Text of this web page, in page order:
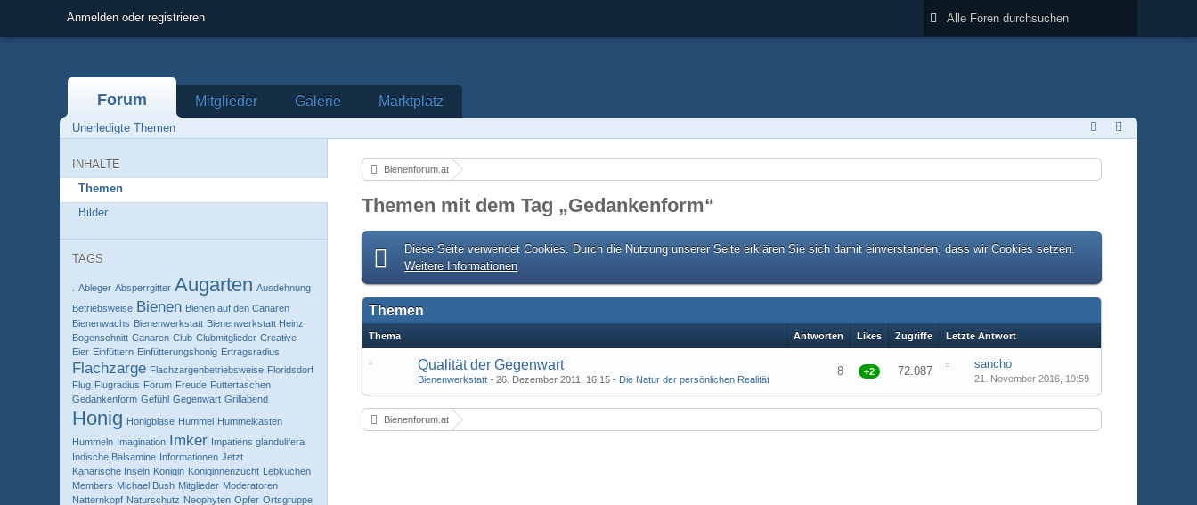
Anmelden oder registrieren
Forum Mitglieder Galerie Marktplatz
Unerledigte Themen
INHALTE
Themen
Bilder
TAGS
Ableger Absperrgitter Augarten Ausdehnung
Betriebsweise Bienen Bienen auf den Canaren
Bienenwachs Bienenwerkstatt Bienenwerkstatt Heinz
Bogenschnitt Canaren Club Clubmitglieder Creative
Eier Einfüttern Einfütterungshonig Ertragsradius
Flachzarge Flachzargenbetriebsweise Floridsdorf
Flug Flugradius Forum Freude Futtertaschen
Gedankenform Gefühl Gegenwart Grillabend
Honig Honigblase Hummel Hummelkasten
Hummeln Imagination Imker Impatiens glandulifera
Indische Balsamine Informationen Jetzt
Kanarische Inseln Königin Königinnenzucht Lebkuchen
Members Michael Bush Mitglieder Moderatoren
Natternkopf Naturschutz Neophyten Opfer Ortsgruppe
Bienenforum.at
Themen mit dem Tag „Gedankenform“
Diese Seite verwendet Cookies. Durch die Nutzung unserer Seite erklären Sie sich damit einverstanden, dass wir Cookies setzen.
Weitere Informationen
Themen
Thema Antworten Likes Zugriffe Letzte Antwort
Qualität der Gegenwart
Bienenwerkstatt 26. Dezember 2011, 16:15 Die Natur der persönlichen Realität
8 +2 72.087
sancho
21. November 2016, 19:59
Bienenforum.at